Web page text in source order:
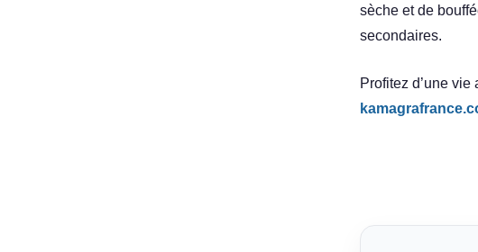
sèche et de
secondaires.
Profitez d’une